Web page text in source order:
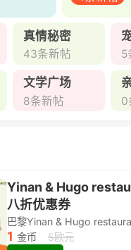
真情秘密
43条新帖 5
文学广场
8条新帖 0
Yinan & Hugo
八折优惠券
1 金币
5欧元